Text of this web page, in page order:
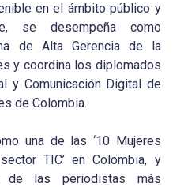
en el ámbito público y
se desempeña como
de Alta Gerencia de la
y coordina los diplomados
y Comunicación Digital de
de Colombia.
una de las ‘10 Mujeres
TIC’ en Colombia, y
de las periodistas más